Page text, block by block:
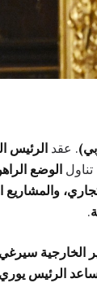
. عقد الرئيس
الوضع
والمشاريع
.
الخارجية
الرئيس